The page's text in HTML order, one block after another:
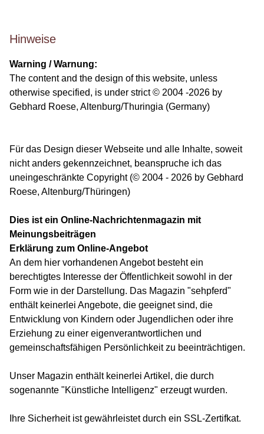
Hinweise
Warning / Warnung:
The content and the design of this website, unless
otherwise specified, is under strict © 2004 -2026 by
Gebhard Roese, Altenburg/Thuringia (Germany)
Für das Design dieser Webseite und alle Inhalte, soweit
nicht anders gekennzeichnet, beanspruche ich das
uneingeschränkte Copyright (© 2004 - 2026 by Gebhard
Roese, Altenburg/Thüringen)
Dies ist ein Online-Nachrichtenmagazin mit
Meinungsbeiträgen
Erklärung zum Online-Angebot
An dem hier vorhandenen Angebot besteht ein
berechtigtes Interesse der Öffentlichkeit sowohl in der
Form wie in der Darstellung. Das Magazin "sehpferd"
enthält keinerlei Angebote, die geeignet sind, die
Entwicklung von Kindern oder Jugendlichen oder ihre
Erziehung zu einer eigenverantwortlichen und
gemeinschaftsfähigen Persönlichkeit zu beeinträchtigen.
Unser Magazin enthält keinerlei Artikel, die durch
sogenannte "Künstliche Intelligenz" erzeugt wurden.
Ihre Sicherheit ist gewährleistet durch ein SSL-Zertifkat.